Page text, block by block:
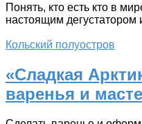
Понять, кто есть кто в
настоящим дегустатором
Кольский полуостров
«Сладкая
варенья и